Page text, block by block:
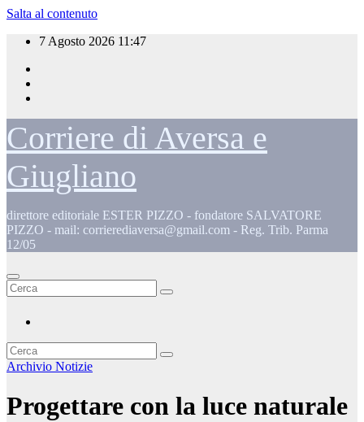
Salta al contenuto
7 Agosto 2026 11:47
Corriere di Aversa e
Giugliano
direttore editoriale ESTER PIZZO - fondatore SALVATORE
PIZZO - mail: corrierediaversa@gmail.com - Reg. Trib. Parma
12/05
Archivio Notizie
Progettare con la luce naturale